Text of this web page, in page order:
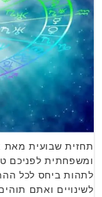
תחזית שבועית מאת
ומשפחתית לפניכם
לתהות ביחס לכל
לשינויים ואתם